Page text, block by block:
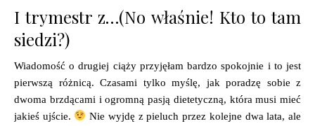
I trymestr z…(No właśnie! Kto to tam
siedzi?)
Wiadomość o drugiej ciąży przyjęłam bardzo spokojnie i to jest
pierwszą różnicą. Czasami tylko myślę, jak poradzę sobie z
dwoma brzdącami i ogromną pasją dietetyczną, która musi mieć
jakieś ujście.
Nie wyjdę z pieluch przez kolejne dwa lata, ale